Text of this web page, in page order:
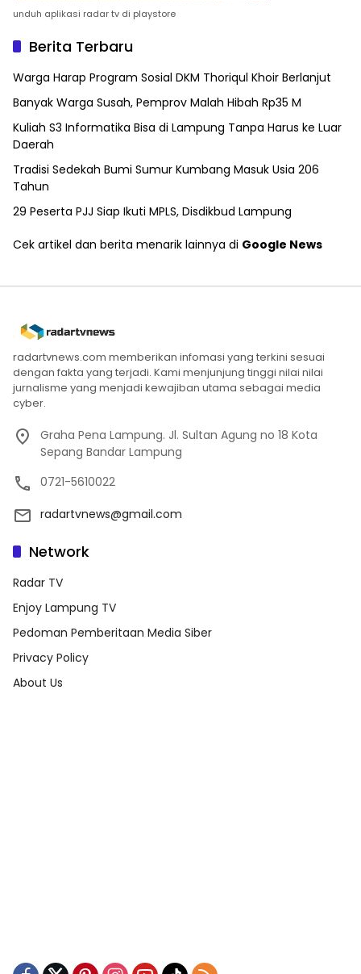
unduh aplikasi radar tv di playstore
Berita Terbaru
Warga Harap Program Sosial DKM Thoriqul Khoir Berlanjut
Banyak Warga Susah, Pemprov Malah Hibah Rp35 M
Kuliah S3 Informatika Bisa di Lampung Tanpa Harus ke Luar
Daerah
Tradisi Sedekah Bumi Sumur Kumbang Masuk Usia 206
Tahun
29 Peserta PJJ Siap Ikuti MPLS, Disdikbud Lampung
Cek artikel dan berita menarik lainnya di Google News
radartvnews.com memberikan infomasi yang terkini sesuai
dengan fakta yang terjadi. Kami menjunjung tinggi nilai nilai
jurnalisme yang menjadi kewajiban utama sebagai media
cyber.
Graha Pena Lampung. Jl. Sultan Agung no 18 Kota
Sepang Bandar Lampung
0721-5610022
radartvnews@gmail.com
Network
Radar TV
Enjoy Lampung TV
Pedoman Pemberitaan Media Siber
Privacy Policy
About Us